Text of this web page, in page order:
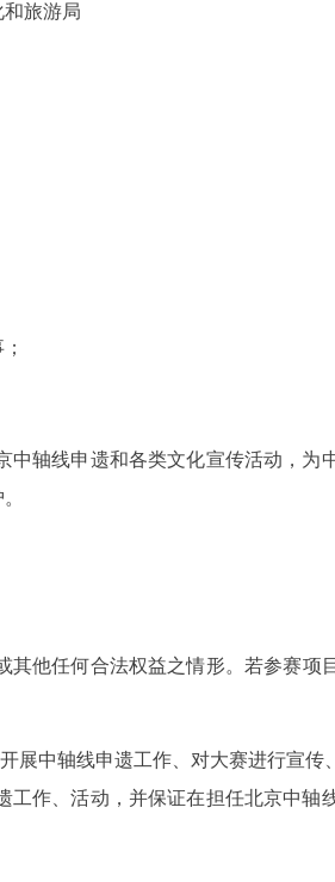
旅游局
轴线申遗和各类文化宣传活动，为
他任何合法权益之情形。若参赛项
中轴线申遗工作、对大赛进行宣传
作、活动，并保证在担任北京中轴